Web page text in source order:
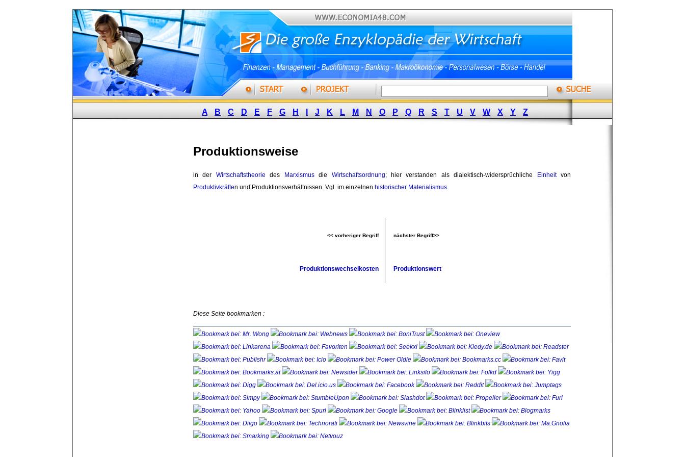
A B C D E F G H J K L M N O P Q R S T U V W X Y Z
Produktionsweise
in der Wirtschaftstheorie des Marxismusdie Wirtschaftsordnung; hier verstanden als dialektisch-widersprüchliche Einheitvon
Produktivkräften und Produktionsverhältnissen. Vgl. im einzelnen historischer Materialismus.
<< vorheriger Begriff nächster Begriff>>
Produktionswechselkosten Produktionswert
Diese Seite bookmarken :